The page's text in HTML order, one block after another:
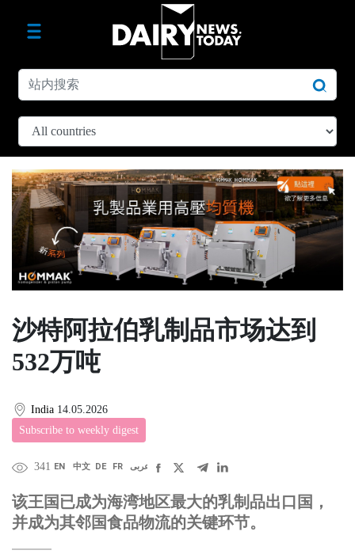
沙特阿拉伯乳制品市场达到
532万吨
India 14.05.2026
Subscribe to weekly digest
341 EN 中文 DE FR عربى
该王国已成为海湾地区最大的乳制品出口国，
并成为其邻国食品物流的关键环节。